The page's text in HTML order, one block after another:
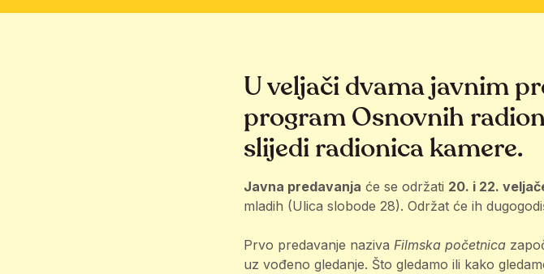
U veljači dvama javnim
program Osnovnih
slijedi radionica kamere.
Javna predavanja će se održati 20. i 22.
mladih (Ulica slobode 28). Održat će ih
Prvo predavanje naziva Filmska početnica
uz vođeno gledanje. Što gledamo ili kako